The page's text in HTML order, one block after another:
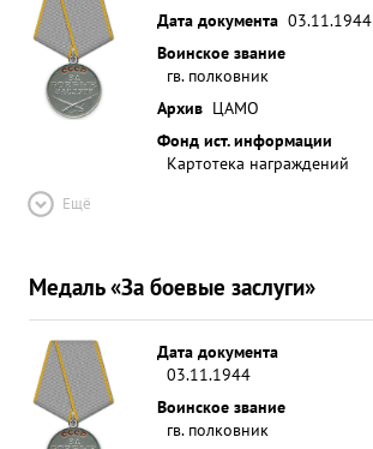
Дата документа 03.11.1944
Воинское звание
гв. полковник
Архив ЦАМО
Фонд ист. информации
Картотека награждений
Ещё
Медаль «За боевые заслуги»
Дата документа
03.11.1944
Воинское звание
гв. полковник